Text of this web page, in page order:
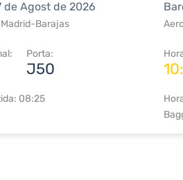
de Agost de 2026
Barajas
Porta:
J50
08:25